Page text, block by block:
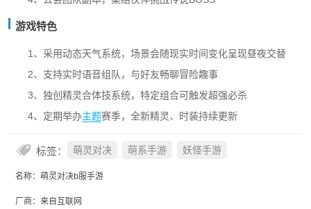
游戏特色
1、采用动态天气系统，场景会随现实时间变化呈现昼夜交替
2、支持实时语音组队，与好友畅聊冒险趣事
3、独创精灵合体技系统，特定组合可触发超强必杀
4、定期举办主题赛季，全新精灵、时装持续更新
标签： 萌灵对决 萌系手游 妖怪手游
名称：萌灵对决b服手游
厂商：来自互联网